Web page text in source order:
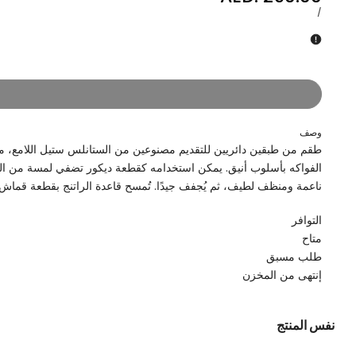
من
الإستانلس
ستيل،
قاعدة
من
الراتنج
-
رمادي
داكن
ستيل،
الراتنج
أبيض
البيع
سعر/
وصف
طقم من طبقين دائريين للتقديم مصنوعين من الستانلس ستيل اللامع،
ناعمة ومنظف لطيف، ثم يُجفف جيدًا. تُمسح قاعدة الراتنج بقطعة قماش
التوافر
متاح
طلب مسبق
إنتهى من المخزن
نفس المنتج